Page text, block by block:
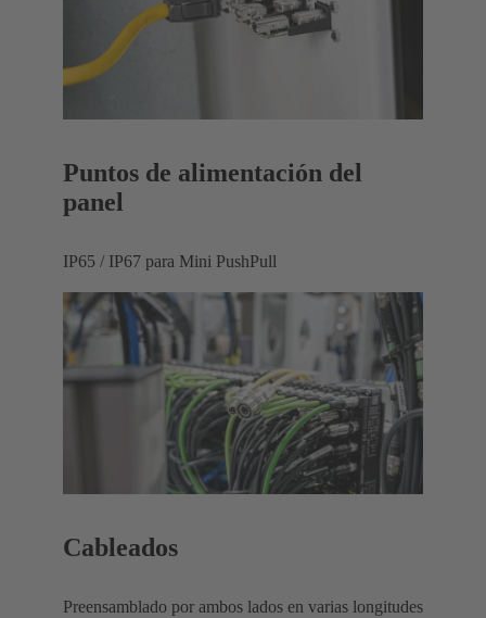
Puntos de alimentación del
panel
IP65 / IP67 para Mini PushPull
Cableados
Preensamblado por ambos lados en varias longitudes